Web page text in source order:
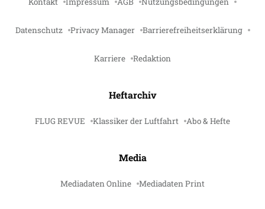
Datenschutz Privacy Manager Barrierefreiheitserklärung
Karriere Redaktion
Heftarchiv
FLUG REVUE Klassiker der Luftfahrt Abo & Hefte
Media
Mediadaten Online Mediadaten Print